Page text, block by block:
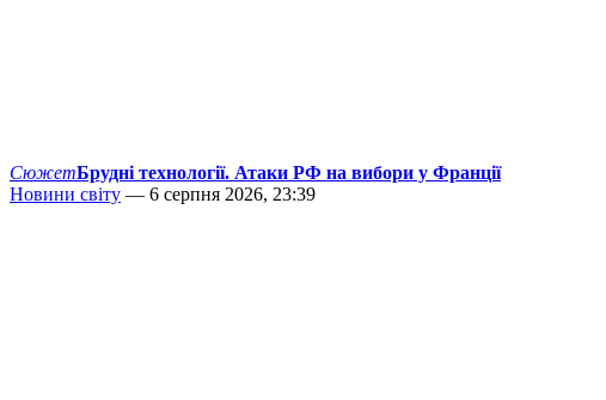
СюжетБрудні технології. Атаки РФ на вибори у Франції
Новини світу — 6 серпня 2026, 23:39